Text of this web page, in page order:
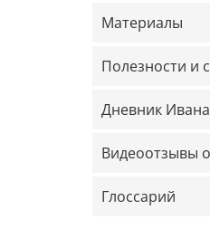
Материалы
Полезности и
Дневник
Видеоотзывы
Глоссарий